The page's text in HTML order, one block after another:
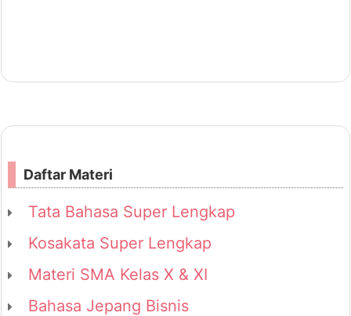
Daftar Materi
Tata Bahasa Super Lengkap
Kosakata Super Lengkap
Materi SMA Kelas X & XI
Bahasa Jepang Bisnis